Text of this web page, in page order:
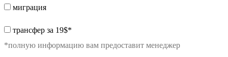
миграция
special_offer2
трансфер за 19$*
*полную информацию вам предоставит менеджер